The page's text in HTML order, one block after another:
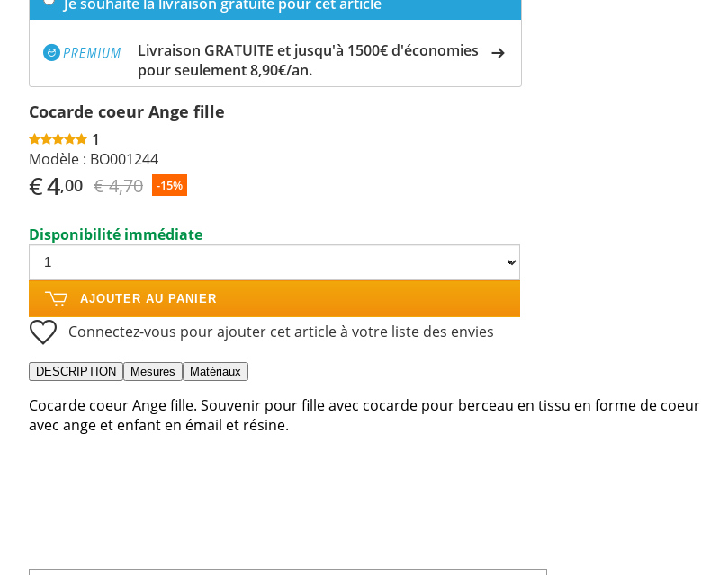
Livraison GRATUITE et jusqu'à 1500€ d'économies
pour seulement 8,90€/an.
Cocarde coeur Ange fille
1
Modèle : BO001244
€4,00 € 4,70 -15%
Disponibilité immédiate
AJOUTER AU PANIER
Connectez-vous pour ajouter cet article à votre liste des envies
DESCRIPTION Mesures Matériaux
Cocarde coeur Ange fille. Souvenir pour fille avec cocarde pour berceau en tissu en forme de coeur
avec ange et enfant en émail et résine.